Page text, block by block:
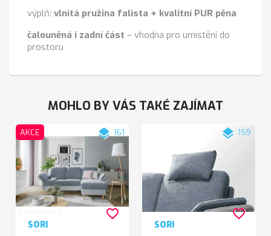
výplň: vlnitá pružina falista + kvalitní PUR pěna
čalouněná i zadní část – vhodná pro umístění do
prostoru
MOHLO BY VÁS TAKÉ ZAJÍMAT
AKCE layers 161
SORI
favorite_border
layers 159
SORI
favorite_border